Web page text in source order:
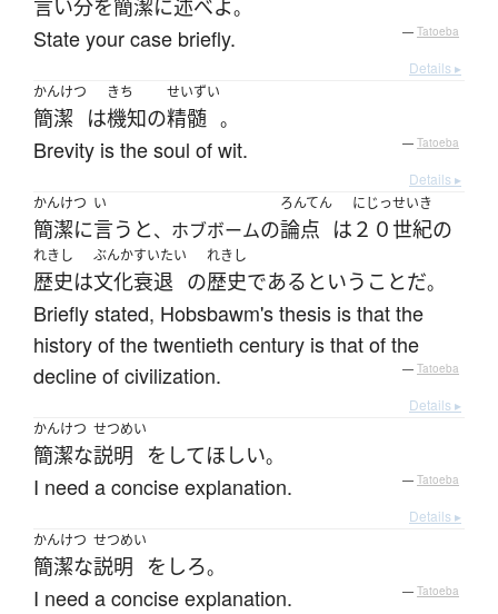
言い分を簡潔に述べよ。
State your case briefly. — Tatoeba
Details ▸
かんけつ
簡潔 は
きち
機知の
せいずい
精髄 。
Brevity is the soul of wit. — Tatoeba
Details ▸
かんけつ
簡潔に
い
言う と、ホブボームの
ろんてん
論点 は
にじっせいき
２０世紀の
れきし
歴史は
ぶんか
文化
すいたい
衰退 の
れきし
歴史である ということだ。
Briefly stated, Hobsbawm's thesis is that the
history of the twentieth century is that of the
decline of civilization.
— Tatoeba
Details ▸
かんけつ
簡潔な
せつめい
説明 を してほしい。
I need a concise explanation. — Tatoeba
Details ▸
かんけつ
簡潔な
せつめい
説明 を しろ。
I need a concise explanation. — Tatoeba